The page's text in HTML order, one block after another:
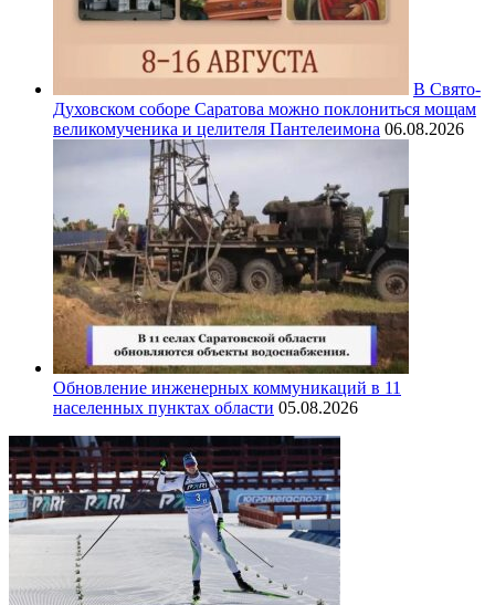
В Свято-
Духовском соборе Саратова можно поклониться мощам
великомученика и целителя Пантелеимона 06.08.2026
Обновление инженерных коммуникаций в 11
населенных пунктах области 05.08.2026